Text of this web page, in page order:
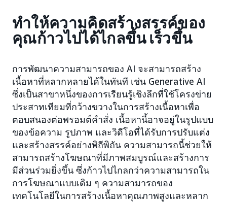
ทำให้ความคิดสร้างสรรค์ของ
คุณก้าวไปได้ไกลขึ้น เร็วขึ้น
การพัฒนาความสามารถของ AI จะสามารถสร้าง
เนื้อหาที่หลากหลายได้ในทันที เช่น Generative AI
ซึ่งเป็นสาขาหนึ่งของการเรียนรู้เชิงลึกที่ใช้โครงข่าย
ประสาทเทียมที่กว้างขวางในการสร้างเนื้อหาเพื่อ
ตอบสนองต่อพรอมต์คำสั่ง เนื้อหานี้อาจอยู่ในรูปแบบ
ของข้อความ รูปภาพ และวิดีโอที่ได้รับการปรับแต่ง
และสร้างสรรค์อย่างพิถีพิถัน ความสามารถนี้ช่วยให้
สามารถสร้างโฆษณาที่มีภาพสมบูรณ์และสร้างการ
มีส่วนร่วมยิ่งขึ้น ซึ่งก้าวไปไกลกว่าความสามารถใน
การโฆษณาแบบเดิม ๆ ความสามารถของ
เทคโนโลยีในการสร้างเนื้อหาคุณภาพสูงและหลาก